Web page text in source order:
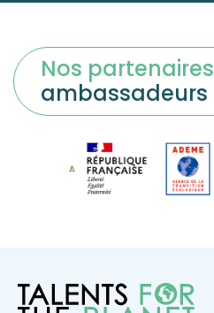
Nos partenaires
ambassadeurs